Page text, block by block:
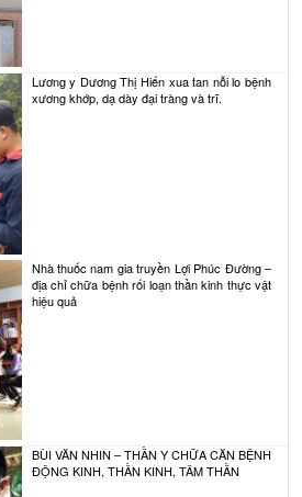
Lương y Dương Thị Hiến xua tan nỗi lo bệnh
xương khớp, dạ dày đại tràng và trĩ.
Nhà thuốc nam gia truyền Lợi Phúc Đường –
địa chỉ chữa bệnh rối loạn thần kinh thực vật
hiệu quả
BÙI VĂN NHIN – THẦN Y CHỮA CĂN BỆNH
ĐỘNG KINH, THẦN KINH, TÂM THẦN